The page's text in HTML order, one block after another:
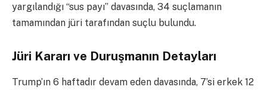
yargılandığı “sus payı” davasında, 34 suçlamanın
tamamından jüri tarafından suçlu bulundu.
Jüri Kararı ve Duruşmanın Detayları
Trump’ın 6 haftadır devam eden davasında, 7’si erkek 12